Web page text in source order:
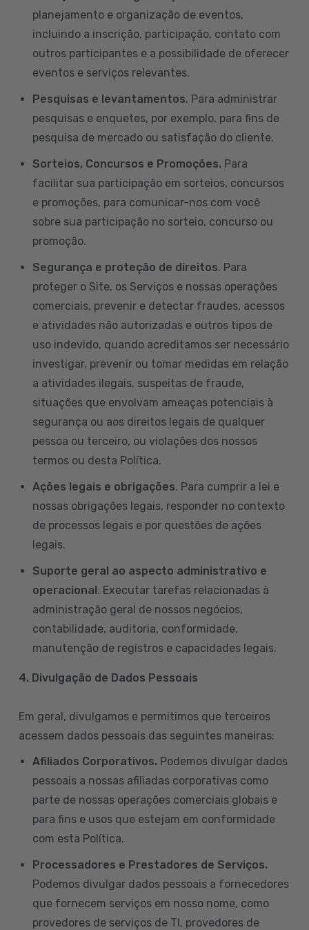
planejamento e organização de eventos,
incluindo a inscrição, participação, contato com
outros participantes e a possibilidade de oferecer
eventos e serviços relevantes.
Pesquisas e levantamentos. Para administrar
pesquisas e enquetes, por exemplo, para fins de
pesquisa de mercado ou satisfação do cliente.
Sorteios, Concursos e Promoções. Para
facilitar sua participação em sorteios, concursos
e promoções, para comunicar-nos com você
sobre sua participação no sorteio, concurso ou
promoção.
Segurança e proteção de direitos. Para
proteger o Site, os Serviços e nossas operações
comerciais, prevenir e detectar fraudes, acessos
e atividades não autorizadas e outros tipos de
uso indevido, quando acreditamos ser necessário
investigar, prevenir ou tomar medidas em relação
a atividades ilegais, suspeitas de fraude,
situações que envolvam ameaças potenciais à
segurança ou aos direitos legais de qualquer
pessoa ou terceiro, ou violações dos nossos
termos ou desta Política.
Ações legais e obrigações. Para cumprir a lei e
nossas obrigações legais, responder no contexto
de processos legais e por questões de ações
legais.
Suporte geral ao aspecto administrativo e
operacional. Executar tarefas relacionadas à
administração geral de nossos negócios,
contabilidade, auditoria, conformidade,
manutenção de registros e capacidades legais.
4. Divulgação de Dados Pessoais
Em geral, divulgamos e permitimos que terceiros
acessem dados pessoais das seguintes maneiras:
Afiliados Corporativos. Podemos divulgar dados
pessoais a nossas afiliadas corporativas como
parte de nossas operações comerciais globais e
para fins e usos que estejam em conformidade
com esta Política.
Processadores e Prestadores de Serviços.
Podemos divulgar dados pessoais a fornecedores
que fornecem serviços em nosso nome, como
provedores de serviços de TI, provedores de